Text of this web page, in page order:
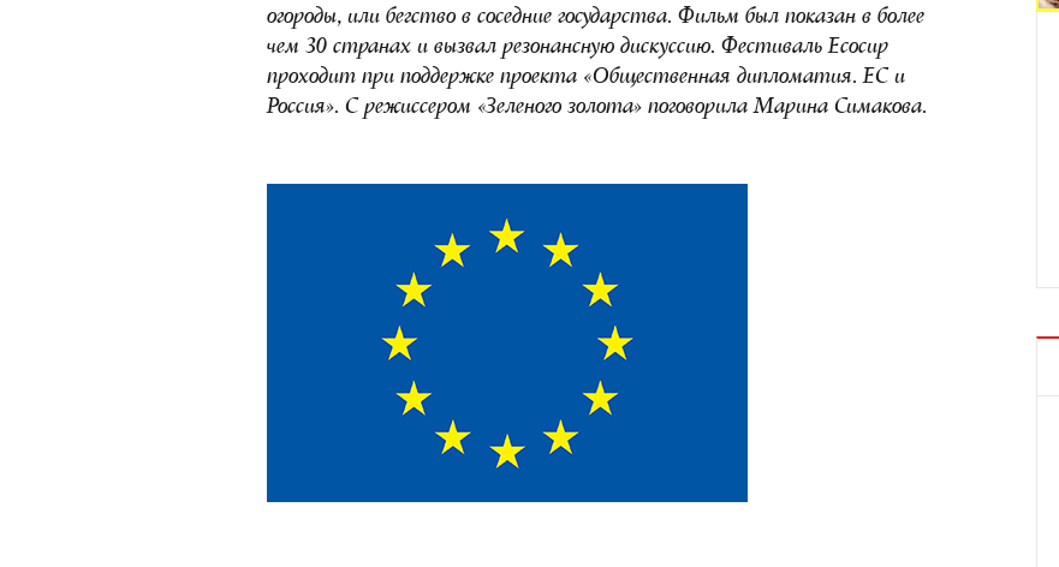
огороды, или бегство в соседние государства. Фильм был показан в более
чем 30 странах и вызвал резонансную дискуссию. Фестиваль Ecocup
проходит при поддержке проекта «Общественная дипломатия. ЕС и
Россия». С режиссером «Зеленого золота» поговорила Марина Симакова.